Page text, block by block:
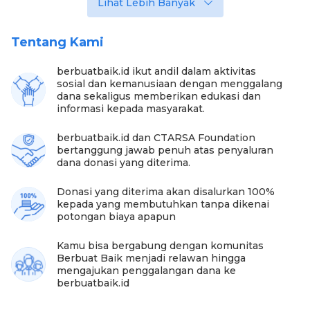
Starlink (internet satelit), printer, tinta, dan
transportasi.
All in One Lenovo untuk literasi digital.
Bantuan donasi ini sebenarnya ditujukkan untuk
SMPN Oemaman di Timor Tengah Selatan, yang
donasinya diputuskan dialihkan karena pihak
Lihat Lebih Banyak
Tentang Kami
berbuatbaik.id ikut andil dalam aktivitas
sosial dan kemanusiaan dengan menggalang
dana sekaligus memberikan edukasi dan
informasi kepada masyarakat.
berbuatbaik.id dan CTARSA Foundation
bertanggung jawab penuh atas penyaluran
dana donasi yang diterima.
Donasi yang diterima akan disalurkan 100%
kepada yang membutuhkan tanpa dikenai
potongan biaya apapun
Kamu bisa bergabung dengan komunitas
Berbuat Baik menjadi relawan hingga
mengajukan penggalangan dana ke
berbuatbaik.id